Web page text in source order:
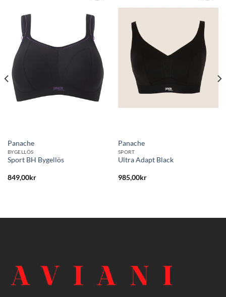
Lägg
till i
önskelistan
Panache
BYGELLÖS
Sport BH Bygellös
849,00kr
till i
önskelistan
Panache
SPORT
Ultra Adapt Black
985,00kr